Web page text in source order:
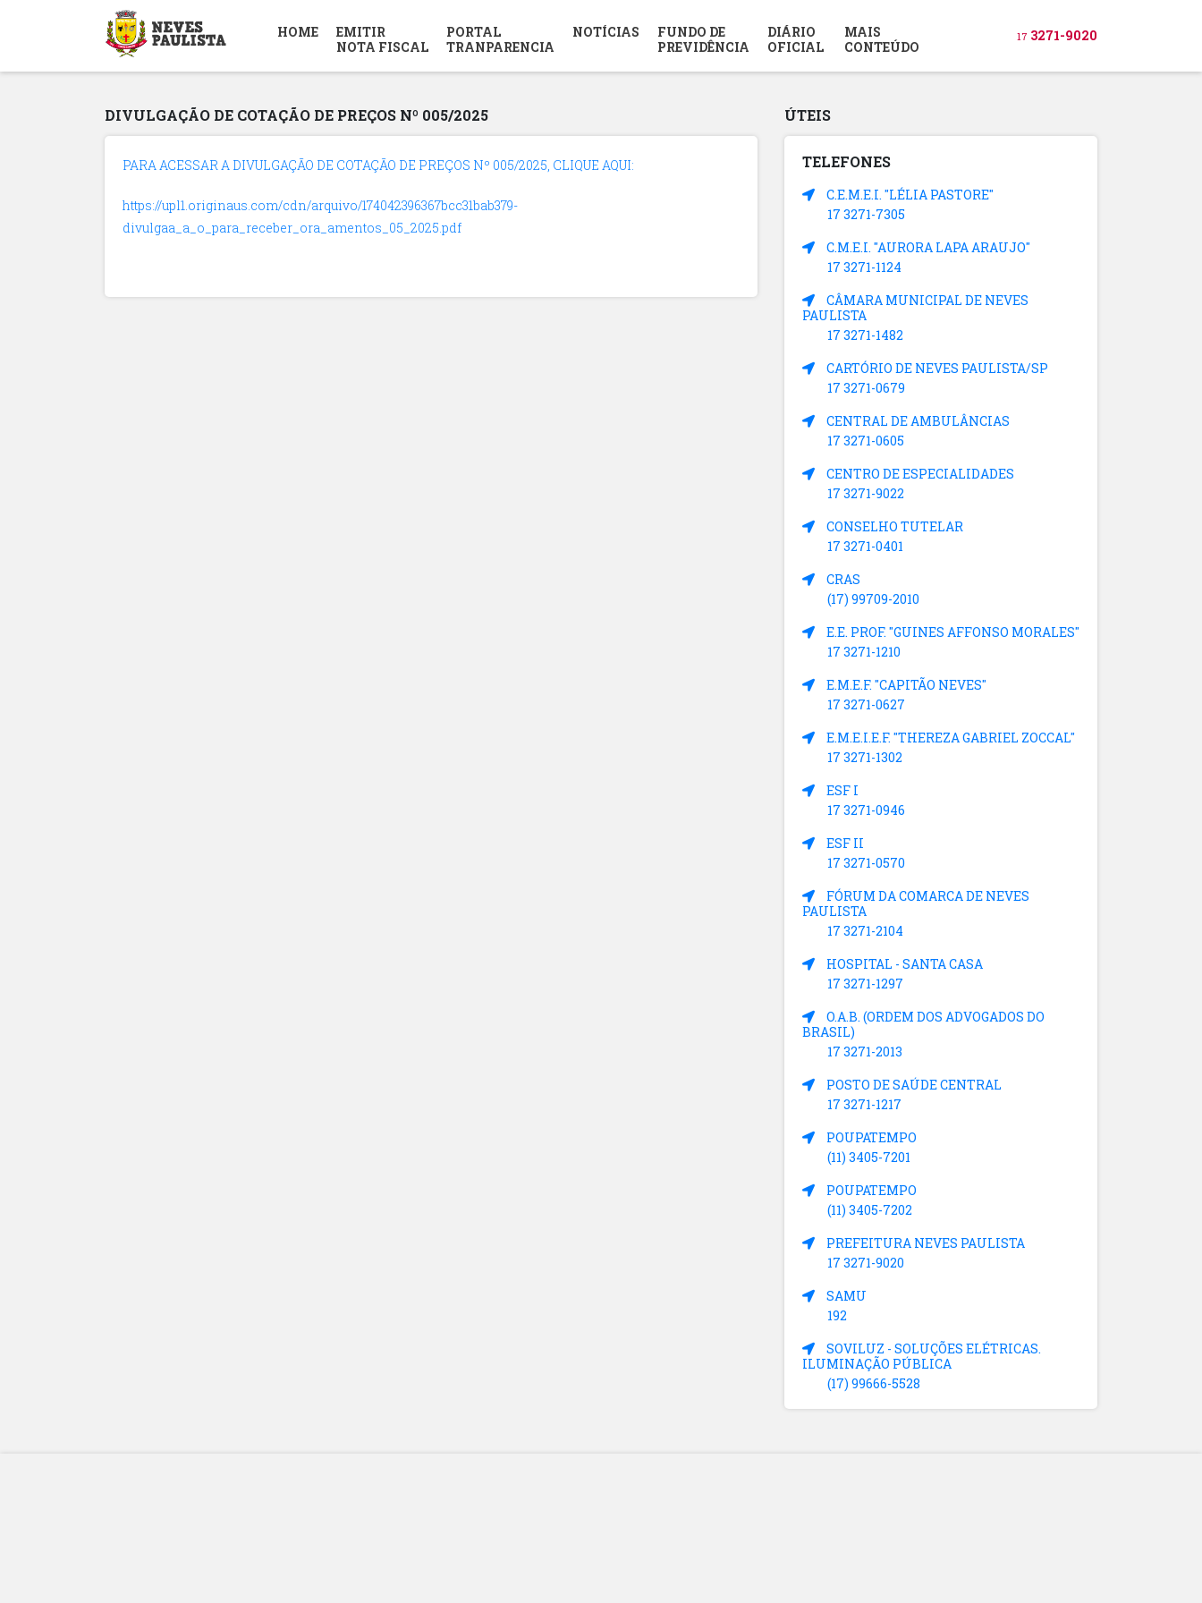
HOME
EMITIR
NOTA FISCAL
PORTAL
TRANPARENCIA
NOTÍCIAS
FUNDO DE
PREVIDÊNCIA
DIÁRIO
OFICIAL
MAIS
CONTEÚDO
17 3271-9020
DIVULGAÇÃO DE COTAÇÃO DE PREÇOS Nº 005/2025
PARA ACESSAR A DIVULGAÇÃO DE COTAÇÃO DE PREÇOS Nº 005/2025, CLIQUE AQUI:
https://upl1.originaus.com/cdn/arquivo/174042396367bcc31bab379-
divulgaa_a_o_para_receber_ora_amentos_05_2025.pdf
ÚTEIS
TELEFONES
C.E.M.E.I. "LÉLIA PASTORE"
17 3271-7305
C.M.E.I. "AURORA LAPA ARAUJO"
17 3271-1124
CÂMARA MUNICIPAL DE NEVES
PAULISTA
17 3271-1482
CARTÓRIO DE NEVES PAULISTA/SP
17 3271-0679
CENTRAL DE AMBULÂNCIAS
17 3271-0605
CENTRO DE ESPECIALIDADES
17 3271-9022
CONSELHO TUTELAR
17 3271-0401
CRAS
(17) 99709-2010
E.E. PROF. "GUINES AFFONSO MORALES"
17 3271-1210
E.M.E.F. "CAPITÃO NEVES"
17 3271-0627
E.M.E.I.E.F. "THEREZA GABRIEL ZOCCAL"
17 3271-1302
ESF I
17 3271-0946
ESF II
17 3271-0570
FÓRUM DA COMARCA DE NEVES
PAULISTA
17 3271-2104
HOSPITAL - SANTA CASA
17 3271-1297
O.A.B. (ORDEM DOS ADVOGADOS DO
BRASIL)
17 3271-2013
POSTO DE SAÚDE CENTRAL
17 3271-1217
POUPATEMPO
(11) 3405-7201
POUPATEMPO
(11) 3405-7202
PREFEITURA NEVES PAULISTA
17 3271-9020
SAMU
192
SOVILUZ - SOLUÇÕES ELÉTRICAS.
ILUMINAÇÃO PÚBLICA
(17) 99666-5528